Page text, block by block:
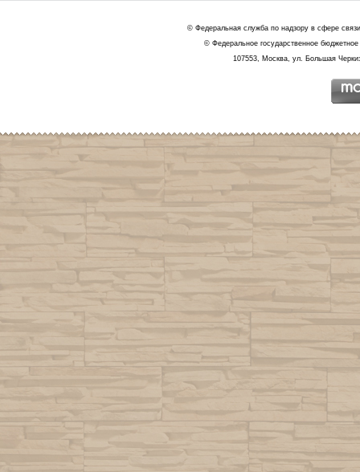
© Федеральная служба по надзору в сфере
© Федеральное государственное
107553, Москва, ул. Большая